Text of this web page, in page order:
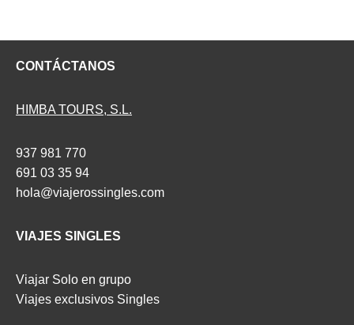
CONTÁCTANOS
HIMBA TOURS, S.L.
937 981 770
691 03 35 94
hola@viajerossingles.com
VIAJES SINGLES
Viajar Solo en grupo
Viajes exclusivos Singles